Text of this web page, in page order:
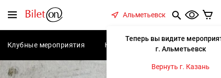
Меню
Альметьевск
Теперь вы видите
г. Альметьевск
Вернуть г. Казань
Клубные мероприятия Концерты Спектакли